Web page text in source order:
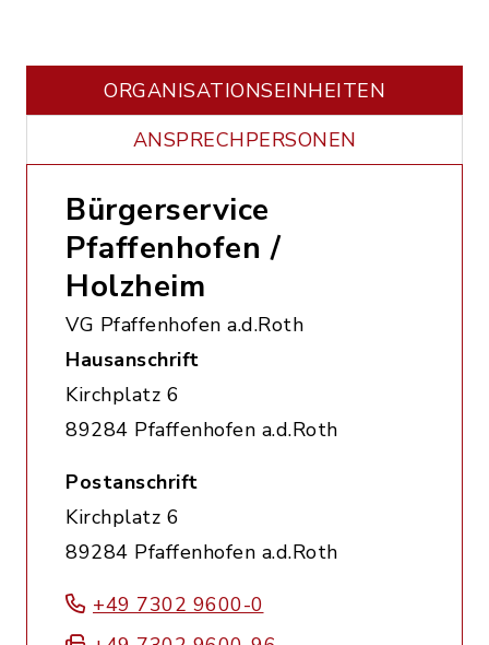
ORGANISATIONS­EINHEITEN
ANSPRECHPERSONEN
Bürgerservice
Pfaffenhofen /
Holzheim
VG Pfaffenhofen a.d.Roth
Hausanschrift
Kirchplatz 6
89284 Pfaffenhofen a.d.Roth
Postanschrift
Kirchplatz 6
89284 Pfaffenhofen a.d.Roth
+49 7302 9600-0